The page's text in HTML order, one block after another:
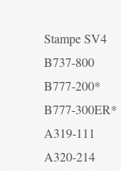
Stampe SV4
B737-800
B777-200*
B777-300ER*
A319-111
A320-214